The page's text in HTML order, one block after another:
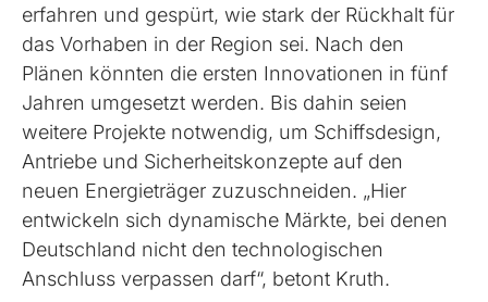
erfahren und gespürt, wie stark der Rückhalt für
das Vorhaben in der Region sei. Nach den
Plänen könnten die ersten Innovationen in fünf
Jahren umgesetzt werden. Bis dahin seien
weitere Projekte notwendig, um Schiffsdesign,
Antriebe und Sicherheitskonzepte auf den
neuen Energieträger zuzuschneiden. „Hier
entwickeln sich dynamische Märkte, bei denen
Deutschland nicht den technologischen
Anschluss verpassen darf“, betont Kruth.